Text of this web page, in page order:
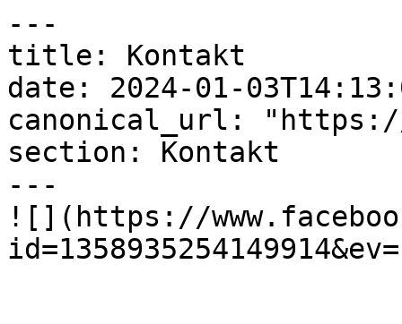
---
title: Kontakt
date: 2024-01-
canonical_url:
section: Kontakt
---
![](https://